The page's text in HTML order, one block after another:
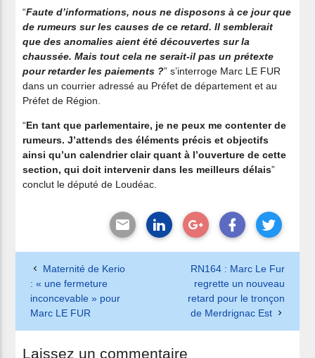
“Faute d’informations, nous ne disposons à ce jour que
de rumeurs sur les causes de ce retard. Il semblerait
que des anomalies aient été découvertes sur la
chaussée. Mais tout cela ne serait-il pas un prétexte
pour retarder les paiements ?” s’interroge Marc LE FUR
dans un courrier adressé au Préfet de département et au
Préfet de Région.
“En tant que parlementaire, je ne peux me contenter de
rumeurs. J’attends des éléments précis et objectifs
ainsi qu’un calendrier clair quant à l’ouverture de cette
section, qui doit intervenir dans les meilleurs délais”
conclut le député de Loudéac.
Maternité de Kerio
: « une fermeture
inconcevable » pour
Marc LE FUR
RN164 : Marc Le Fur
regrette un nouveau
retard pour le tronçon
de Merdrignac Est
Laissez un commentaire